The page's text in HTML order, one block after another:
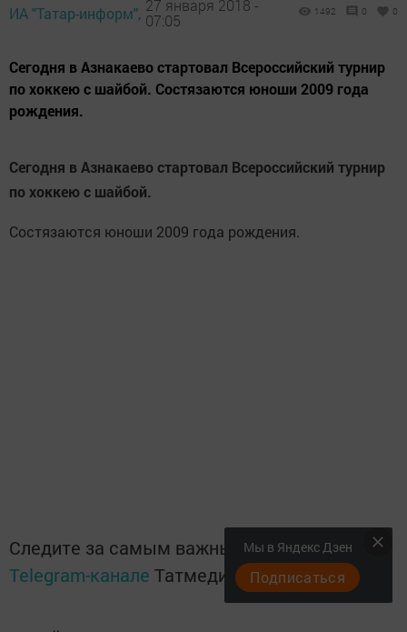
ИА "Татар-информ", 27 января 2018 -
07:05
1492 0 0
Сегодня в Азнакаево стартовал Всероссийский турнир
по хоккею с шайбой. Состязаются юноши 2009 года
рождения.
Сегодня в Азнакаево стартовал Всероссийский турнир
по хоккею с шайбой.
Состязаются юноши 2009 года рождения.
Следите за самым важным и интересным в
Telegram-канале Татмедиа
Мы в Яндекс Дзен
Подписаться